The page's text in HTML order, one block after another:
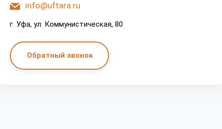
info@uftara.ru
г. Уфа, ул. Коммунистическая, 80
Обратный звонок